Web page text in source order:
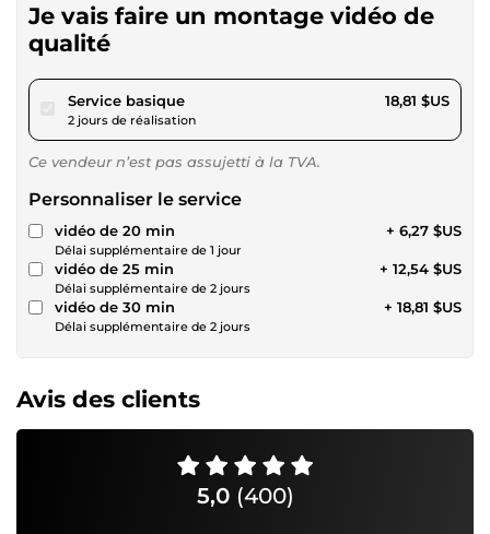
Je vais faire un montage vidéo de
qualité
Service basiquepour 17,34 $US
2 jours de réalisation
18,81 $US
Ce vendeur n’est pas assujetti à la TVA.
Personnaliser le service
vidéo de 20 min
Délai supplémentaire de 1 jour
+ 6,27 $US
vidéo de 25 min
Délai supplémentaire de 2 jours
+ 12,54 $US
vidéo de 30 min
Délai supplémentaire de 2 jours
+ 18,81 $US
Avis des clients
5,0 (400)